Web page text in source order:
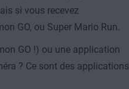
si vous recevez
GO, ou Super Mario Run.
GO !) ou une application
? Ce sont des applications